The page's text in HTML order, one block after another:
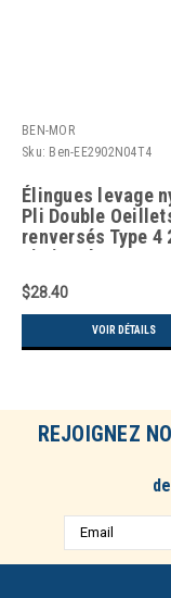
BEN-MOR
Sku: Ben-EE2902N04T4
Élingues levage
Pli Double
renversés Type 4
Limite charge
$28.40
VOIR DÉTAILS
REJOIGNEZ
Adresse
e-